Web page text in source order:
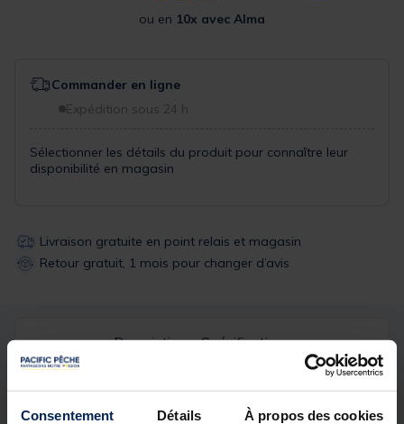
Consentement Détails À propos des cookies
ou en 10x avec Alma
Commander en ligne
Expédition sous 24 h
Sélectionner les détails du produit pour connaître leur
disponibilité en magasin
Livraison gratuite en point relais et magasin
Retour gratuit, 1 mois pour changer d’avis
Description Spécifications
Description & détails